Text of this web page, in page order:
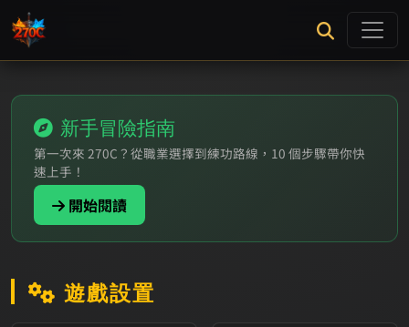
新手冒險指南
第一次來 270C？從職業選擇到練功路線，10 個步驟帶你快
速上手！
開始閱讀
遊戲設置